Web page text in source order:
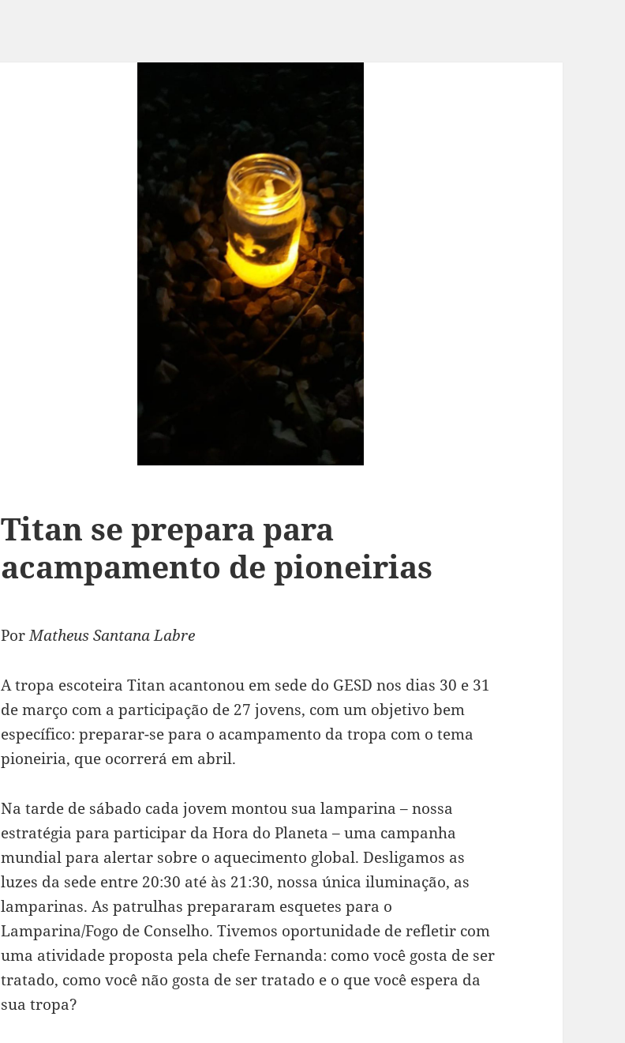
Titan se prepara para
acampamento de pioneirias
PorMatheus Santana Labre
A tropa escoteira Titan acantonou em sede do GESD nos dias 30 e 31
de março com a participação de 27 jovens, com um objetivo bem
específico: preparar-se para o acampamento da tropa com o tema
pioneiria, que ocorrerá em abril.
Na tarde de sábado cada jovem montou sua lamparina – nossa
estratégia para participar da Hora do Planeta – uma campanha
mundial para alertar sobre o aquecimento global. Desligamos as
luzes da sede entre 20:30 até às 21:30, nossa única iluminação, as
lamparinas. As patrulhas prepararam esquetes para o
Lamparina/Fogo de Conselho. Tivemos oportunidade de refletir com
uma atividade proposta pela chefe Fernanda: como você gosta de ser
tratado, como você não gosta de ser tratado e o que você espera da
sua tropa?